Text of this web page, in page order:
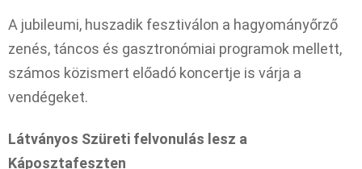
A jubileumi, huszadik fesztiválon a hagyományőrző
zenés, táncos és gasztronómiai programok mellett,
számos közismert előadó koncertje is várja a
vendégeket.
Látványos Szüreti felvonulás lesz a
Káposztafeszten